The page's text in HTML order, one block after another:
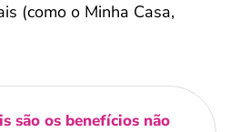
(como o Minha Casa,
são os benefícios não